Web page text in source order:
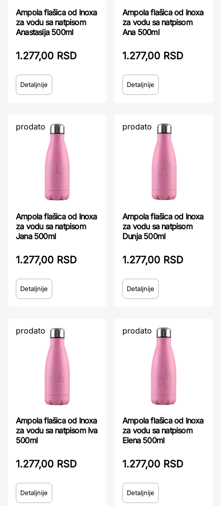
Ampola flašica od Inoxa
za vodu sa natpisom
Anastasija 500ml
1.277,00 RSD
Detaljnije
Ampola flašica od Inoxa
za vodu sa natpisom
Ana 500ml
1.277,00 RSD
Detaljnije
prodato
Ampola flašica od Inoxa
za vodu sa natpisom
Jana 500ml
1.277,00 RSD
Detaljnije
prodato
Ampola flašica od Inoxa
za vodu sa natpisom
Dunja 500ml
1.277,00 RSD
Detaljnije
prodato
Ampola flašica od Inoxa
za vodu sa natpisom Iva
500ml
1.277,00 RSD
Detaljnije
prodato
Ampola flašica od Inoxa
za vodu sa natpisom
Elena 500ml
1.277,00 RSD
Detaljnije